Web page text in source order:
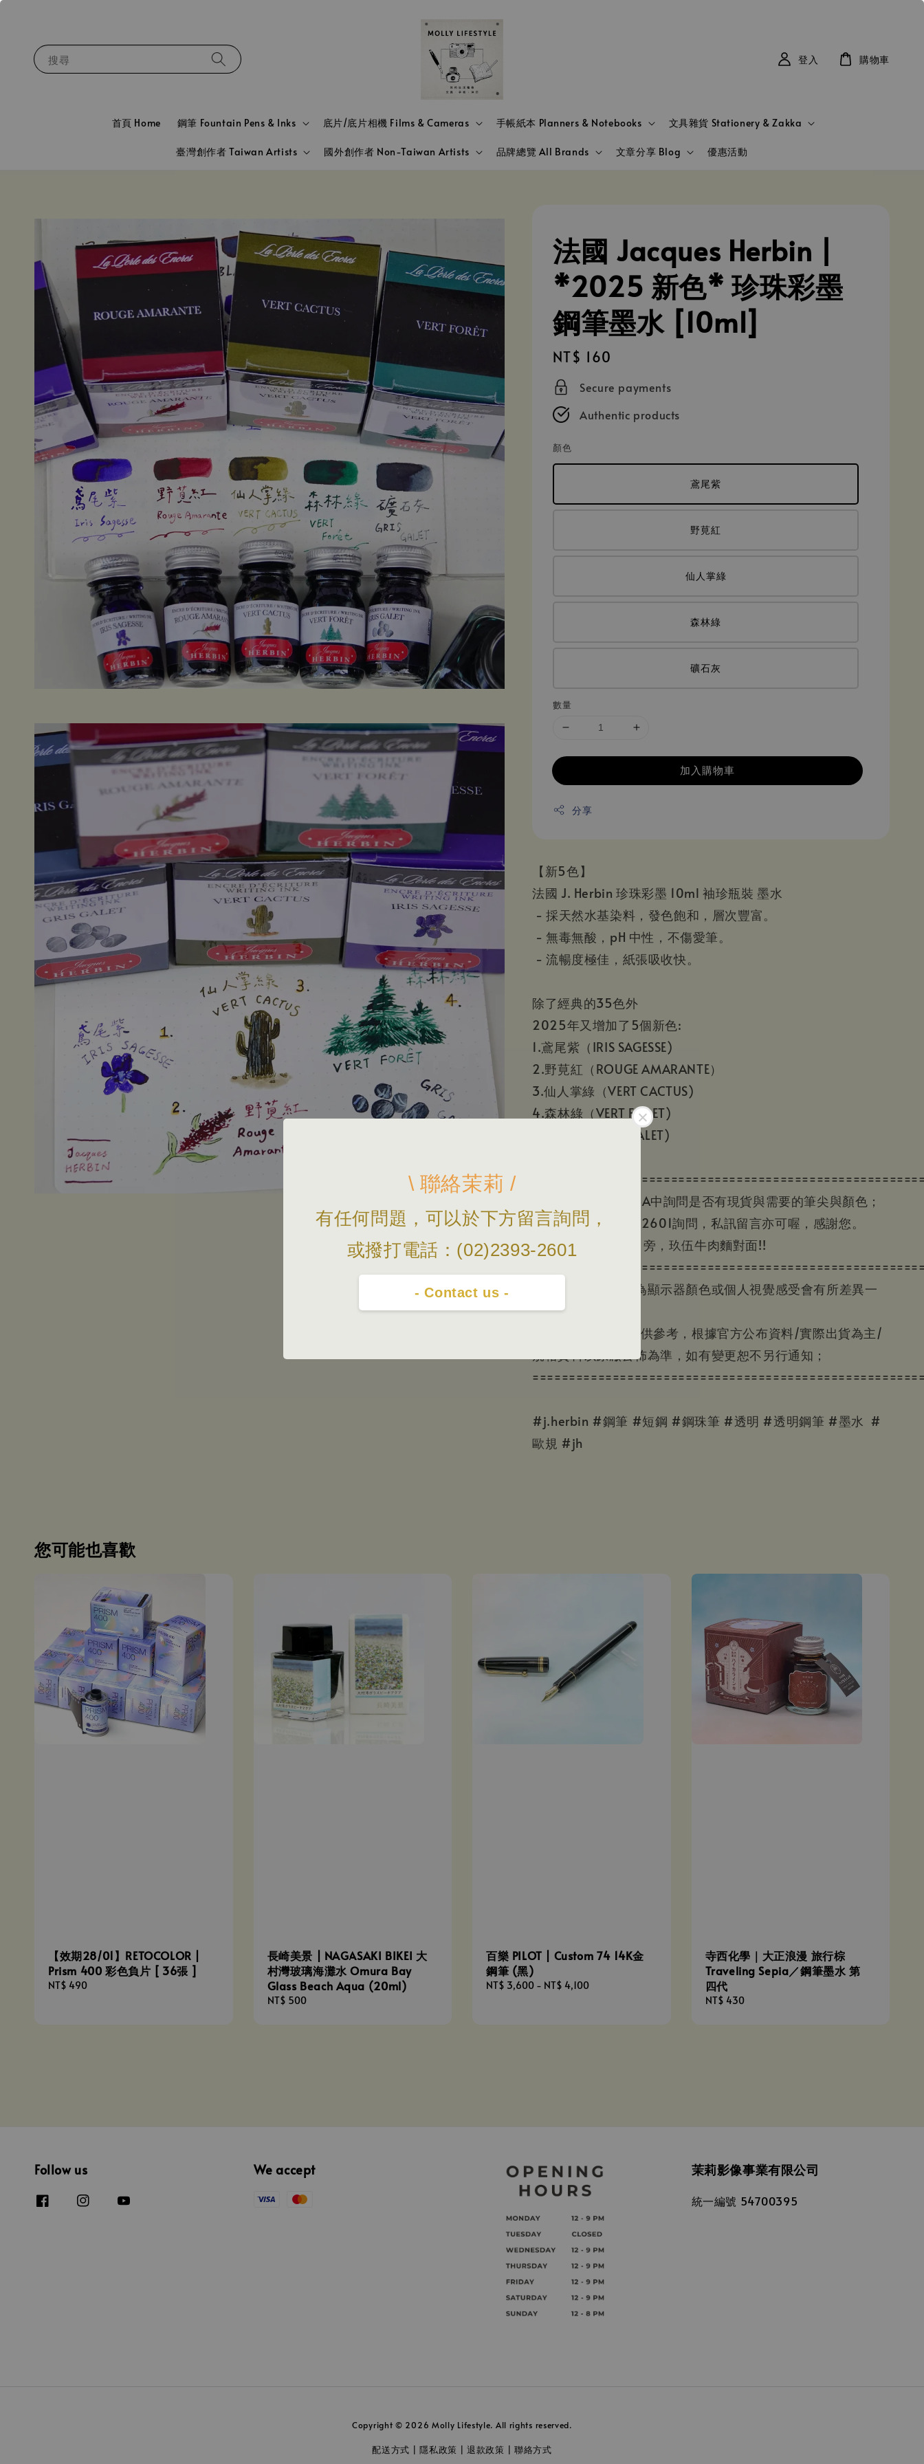
\ 聯絡茉莉 /
有任何問題，可以於下方留言詢問，
或撥打電話：(02)2393-2601
- Contact us -
搜尋
首頁 Home 鋼筆 Fountain Pens & Inks 底片/底片相機 Films & Cameras 手帳紙本 Planners & Notebooks 文具雜貨 Stationery & Zakka
臺灣創作者 Taiwan Artists 國外創作者 Non-Taiwan Artists 品牌總覽 All Brands 文章分享 Blog 優惠活動
登入 購物車
法國 Jacques Herbin |
*2025 新色* 珍珠彩墨
鋼筆墨水 [10ml]
Regular
price
NT$ 160
Secure payments
Authentic products
顏色
鳶尾紫
野莧紅
仙人掌綠
森林綠
礦石灰
數量
加入購物車
分享
【新5色】
法國 J. Herbin 珍珠彩墨 10ml 袖珍瓶裝 墨水
- 採天然水基染料，發色飽和，層次豐富。
- 無毒無酸，pH 中性，不傷愛筆。
- 流暢度極佳，紙張吸收快。
除了經典的35色外
2025年又增加了5個新色:
1.鳶尾紫（IRIS SAGESSE)
2.野莧紅 （ROUGE AMARANTE）
3.仙人掌綠 （VERT CACTUS)
4.森林綠 （VERT FORET)
（GRIS GALET)
下標前，請先在Q&A中詢問是否有現貨與需要的筆尖與顏色；
或撥電話02-23932601詢問，私訊留言亦可喔，感謝您。
忠孝新生站2號出口旁，玖伍牛肉麵對面!!
上面的照片顏色因為顯示器顏色或個人視覺感受會有所差異一
切實品為主。
本賣場照片/資訊僅供參考，根據官方公布資料/實際出貨為主/
規格資料以原廠公佈為準，如有變更恕不另行通知；
#j.herbin #鋼筆 #短鋼 #鋼珠筆 #透明 #透明鋼筆 #墨水 #
歐規 #jh
您可能也喜歡
【效期28/01】RETOCOLOR |
Prism 400 彩色負片 [ 36張 ]
Regular
NT$ 490
長崎美景 | NAGASAKI BIKEI 大
村灣玻璃海灘水 Omura Bay
Glass Beach Aqua (20ml)
Regular
NT$ 500
百樂 PILOT | Custom 74 14K金
鋼筆 (黑)
Regular
NT$ 3,600 - NT$ 4,100
寺西化學｜大正浪漫 旅行棕
Traveling Sepia／鋼筆墨水 第
四代
Regular
NT$ 430
Follow us We accept 茉莉影像事業有限公司
統一編號 54700395
Copyright © 2026 Molly Lifestyle. All rights reserved.
配送方式 |隱私政策 |退款政策 | 聯絡方式